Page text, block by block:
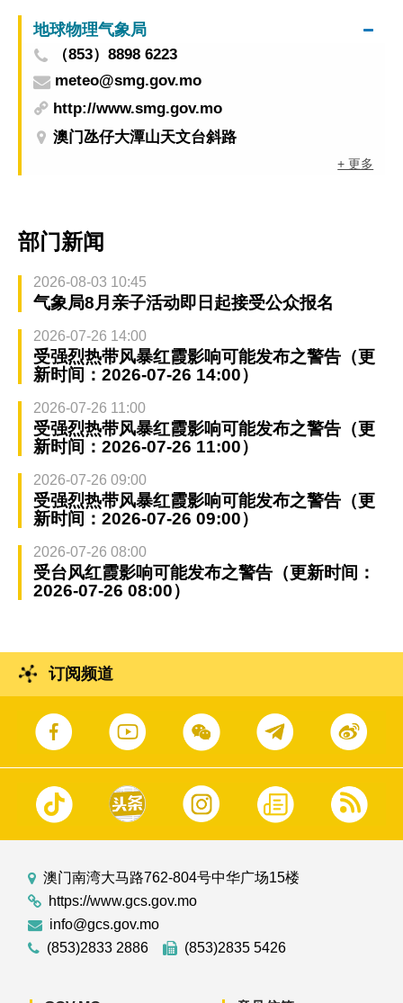
地球物理气象局
（853）8898 6223
meteo@smg.gov.mo
http://www.smg.gov.mo
澳门氹仔大潭山天文台斜路
+ 更多
部门新闻
2026-08-03 10:45
气象局8月亲子活动即日起接受公众报名
2026-07-26 14:00
受强烈热带风暴红霞影响可能发布之警告（更
新时间：2026-07-26 14:00）
2026-07-26 11:00
受强烈热带风暴红霞影响可能发布之警告（更
新时间：2026-07-26 11:00）
2026-07-26 09:00
受强烈热带风暴红霞影响可能发布之警告（更
新时间：2026-07-26 09:00）
2026-07-26 08:00
受台风红霞影响可能发布之警告（更新时间：
2026-07-26 08:00）
订阅频道
澳门南湾大马路762-804号中华广场15楼
https://www.gcs.gov.mo
info@gcs.gov.mo
(853)2833 2886
(853)2835 5426